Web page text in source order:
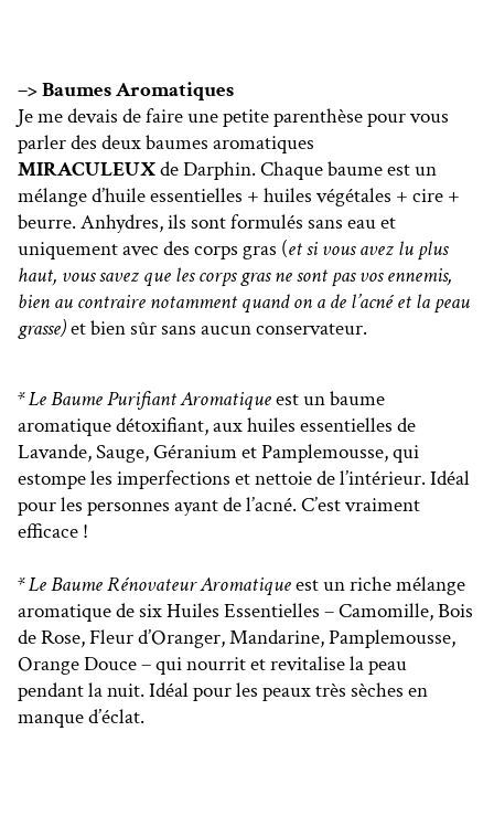
–> Baumes Aromatiques
Je me devais de faire une petite parenthèse pour vous
parler des deux baumes aromatiques
MIRACULEUXde Darphin. Chaque baume est un
mélange d’huile essentielles + huiles végétales + cire +
beurre. Anhydres, ils sont formulés sans eau et
uniquement avec des corps gras (et si vous avez lu plus
haut, vous savez que les corps gras ne sont pas vos ennemis,
bien au contraire notamment quand on a de l’acné et la peau
grasse)et bien sûr sans aucun conservateur.
* Le Baume Purifiant Aromatiqueest un baume
aromatique détoxifiant, aux huiles essentielles de
Lavande, Sauge, Géranium et Pamplemousse, qui
estompe les imperfections et nettoie de l’intérieur. Idéal
pour les personnes ayant de l’acné. C’est vraiment
efficace !
* Le Baume Rénovateur Aromatiqueest un riche mélange
aromatique de six Huiles Essentielles – Camomille, Bois
de Rose, Fleur d’Oranger, Mandarine, Pamplemousse,
Orange Douce – qui nourrit et revitalise la peau
pendant la nuit. Idéal pour les peaux très sèches en
manque d’éclat.